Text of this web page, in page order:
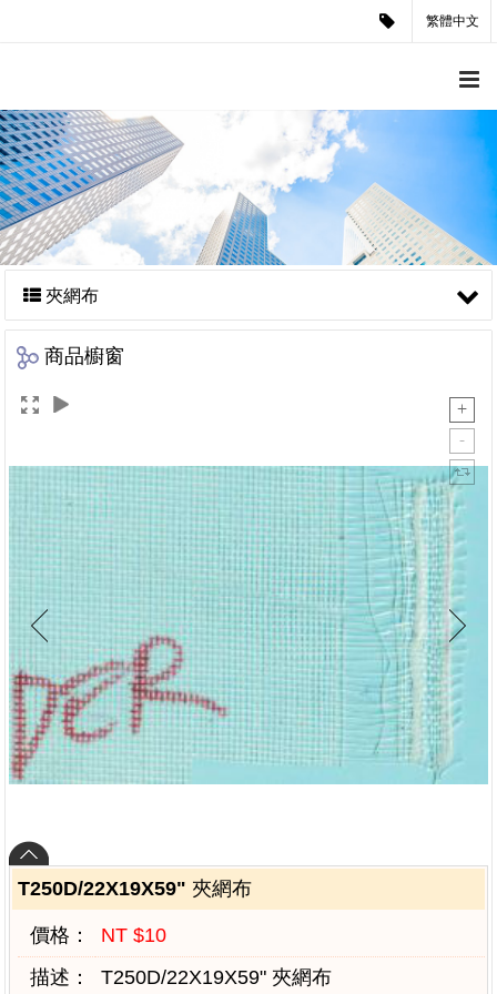
繁體中文
夾網布
商品櫥窗
T250D/22X19X59" 夾網布
價格：
NT $10
描述：
T250D/22X19X59" 夾網布